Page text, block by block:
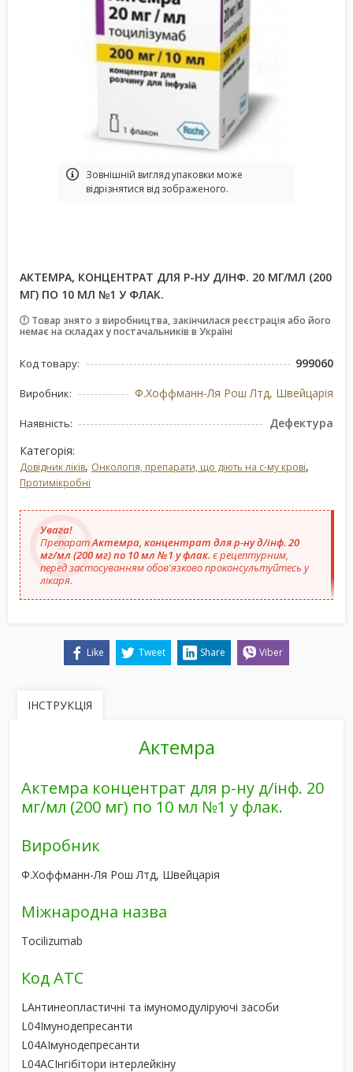
Зовнішній вигляд упаковки може
відрізнятися від зображеного.
АКТЕМРА, КОНЦЕНТРАТ ДЛЯ Р-НУ Д/ІНФ. 20 МГ/МЛ (200
МГ) ПО 10 МЛ №1 У ФЛАК.
Товар знято з виробництва, закінчилася реєстрація або його
немає на складах у постачальників в Україні
Код товару: 999060
Виробник: Ф.Хоффманн-Ля Рош Лтд, Швейцарія
Наявність:
Дефектура
Категорія:
Довідник ліків, Онкологія, препарати, що діють на с-му крові,
Протимікробні
Увага!
ПрепаратАктемра, концентрат для р-ну д/інф. 20
мг/мл (200 мг) по 10 мл №1 у флак. є рецептурним,
перед застосуванням обов'язково проконсультуйтесь у
лікаря.
Like Tweet Share Viber
ІНСТРУКЦІЯ
Актемра
Актемра концентрат для р-ну д/інф. 20
мг/мл (200 мг) по 10 мл №1 у флак.
Виробник
Ф.Хоффманн-Ля Рош Лтд, Швейцарія
Міжнародна назва
Tocilizumab
Код АТС
LАнтинеопластичні та імуномодуліруючі засоби
L04Імунодепресанти
L04AІмунодепресанти
L04ACІнгібітори інтерлейкіну